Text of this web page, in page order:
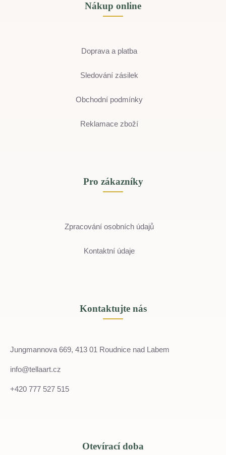
Nákup online
Doprava a platba
Sledování zásilek
Obchodní podmínky
Reklamace zboží
Pro zákazníky
Zpracování osobních údajů
Kontaktní údaje
Kontaktujte nás
Jungmannova 669, 413 01 Roudnice nad Labem
info@tellaart.cz
+420 777 527 515
Otevírací doba